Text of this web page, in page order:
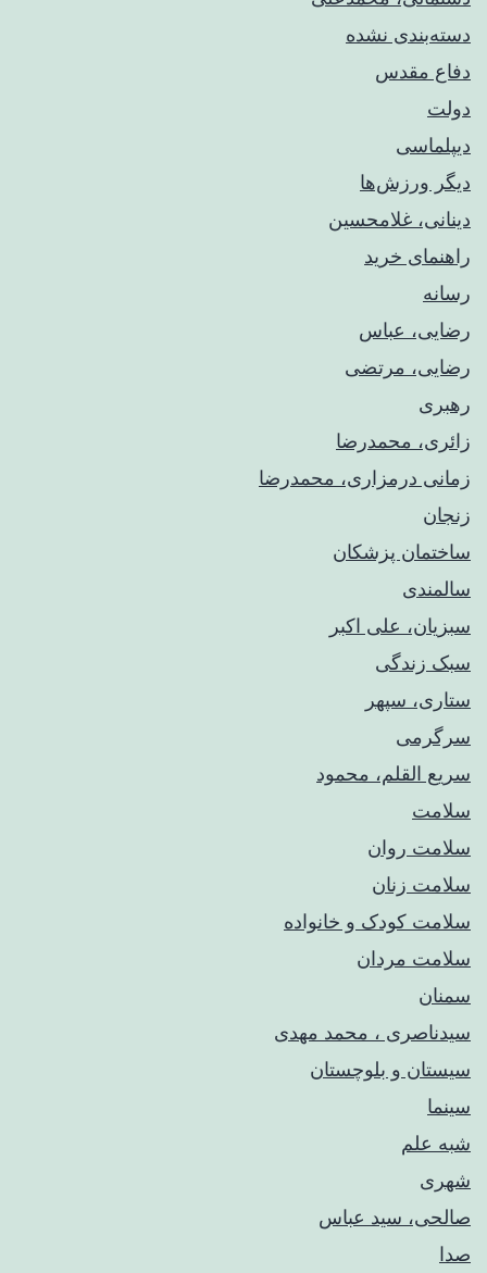
دسته‌بندی نشده
دفاع مقدس
دولت
دیپلماسی
دیگر ورزش‌ها
دینانی، غلامحسین
راهنمای خريد
رسانه
رضایی، عباس
رضایی، مرتضی
رهبری
زائری، محمدرضا
زمانی درمزاری، محمدرضا
زنجان
ساختمان پزشکان
سالمندی
سبزیان، علی اکبر
سبک زندگی
ستاری، سپهر
سرگرمی
سریع القلم، محمود
سلامت
سلامت روان
سلامت زنان
سلامت کودک‌ و خانواده
سلامت مردان
سمنان
سیدناصری ، محمد مهدی
سیستان و بلوچستان
سینما
شبه علم
شهری
صالحی، سید عباس
صدا